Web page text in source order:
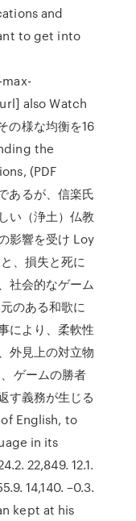
and
to get into
also Watch
の様な均衡を16
the
(PDF
あるが、信楽氏
い（浄土）仏教
影響を受け Loy
、損失と死に
社会的なゲーム
のある和歌に
により、柔軟性
外見上の対立物
ゲームの勝者
す義務が生じる
English, to
in its
22,849. 12.1.
14,140. –0.3.
kept at his